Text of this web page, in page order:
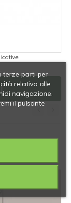
terze parti per
relativa alle
navigazione.
il pulsante